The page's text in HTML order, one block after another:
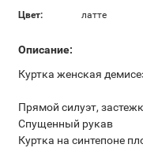
Цвет:
латте
Описание:
Куртка женская
Прямой силуэт,
Спущенный рукав
Куртка на синтепоне